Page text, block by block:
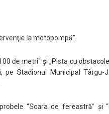
la motopompă”.
de metri" și „Pista cu
pe Stadionul Municipal Târgu-
“Scara de fereastră” și